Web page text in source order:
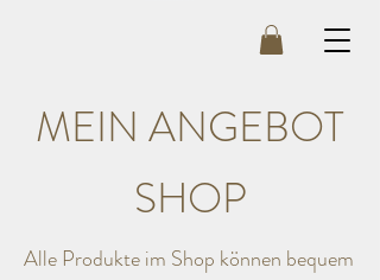
MEIN ANGEBOT
SHOP
Alle Produkte im Shop können bequem